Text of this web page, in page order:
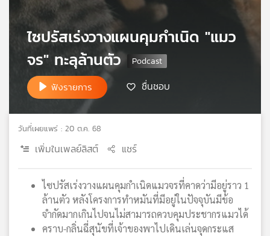
เครือ
ข่าย
เอส
ไซปรัสเร่งวางแผนคุมกำเนิด "แมว
จร" ทะลุล้านตัว
ฟังรายการ ชื่นชอบ
วันที่เผยแพร่ : 20 ต.ค. 68
เพิ่มในเพลย์ลิสต์ แชร์
ไซปรัสเร่งวางแผนคุมกำเนิดแมวจรที่คาดว่ามีอยู่ราว 1
ล้านตัว หลังโครงการทำหมันที่มีอยู่ในปัจจุบันมีข้อ
จำกัดมากเกินไปจนไม่สามารถควบคุมประชากรแมวได้
คราบ-กลิ่นฉี่สุนัขที่เจ้าของพาไปเดินเล่นจุดกระแส